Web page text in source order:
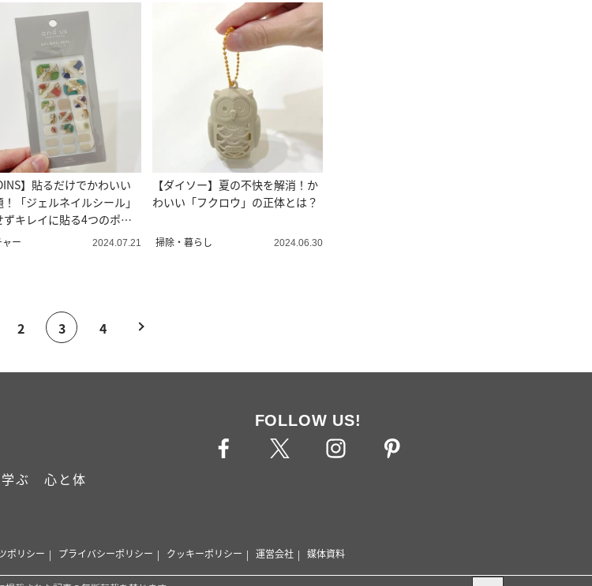
】貼るだけでかわいい
！「ジェルネイルシール」
ずキレイに貼る4つのポイ
ー 2024.07.21
【ダイソー】夏の不快を解消！か
わいい「フクロウ」の正体とは？
掃除・暮らし 2024.06.30
2 3 4
ぶ
心と体
FOLLOW US!
ポリシー プライバシーポリシー クッキーポリシー 運営会社 媒体資料